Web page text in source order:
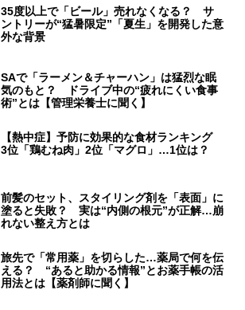
35度以上で「ビール」売れなくなる？ サ
ントリーが“猛暑限定”「夏生」を開発した意
外な背景
SAで「ラーメン＆チャーハン」は猛烈な眠
気のもと？ ドライブ中の“疲れにくい食事
術”とは【管理栄養士に聞く】
【熱中症】予防に効果的な食材ランキング
3位「鶏むね肉」2位「マグロ」…1位は？
前髪のセット、スタイリング剤を「表面」に
塗ると失敗？ 実は“内側の根元”が正解…崩
れない整え方とは
旅先で「常用薬」を切らした…薬局で何を伝
える？ “あると助かる情報”とお薬手帳の活
用法とは【薬剤師に聞く】